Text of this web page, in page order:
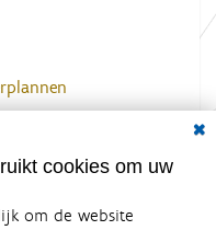
cookies om uw
om de website